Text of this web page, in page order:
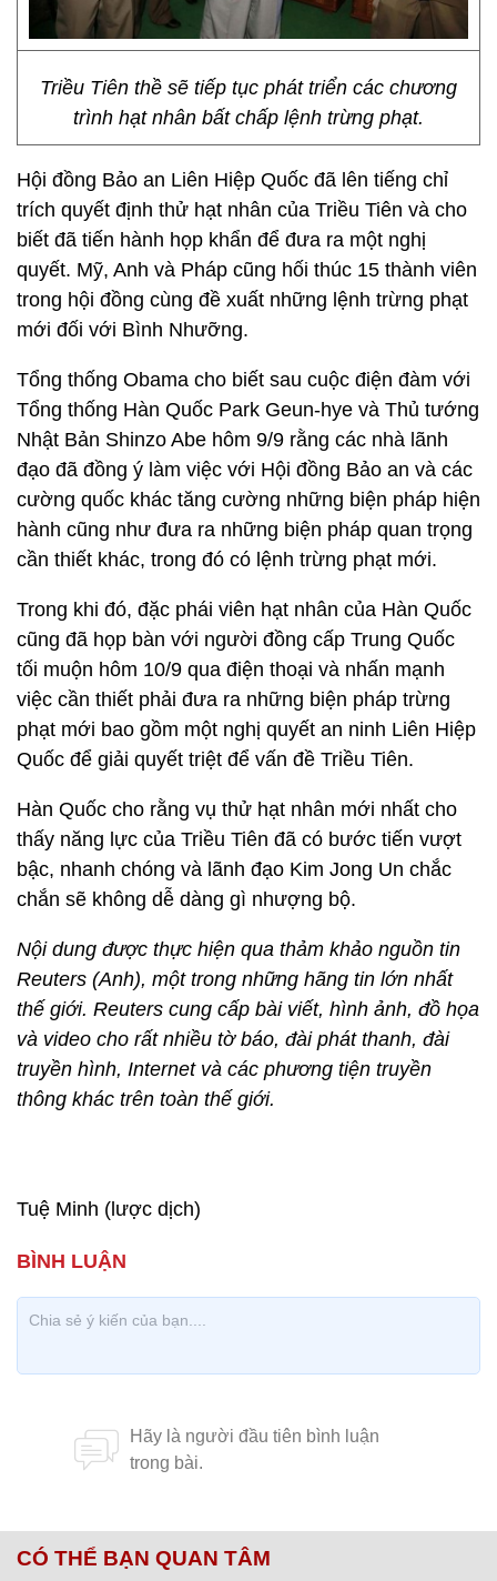
Triều Tiên thề sẽ tiếp tục phát triển các chương
trình hạt nhân bất chấp lệnh trừng phạt.
Hội đồng Bảo an Liên Hiệp Quốc đã lên tiếng chỉ
trích quyết định thử hạt nhân của Triều Tiên và cho
biết đã tiến hành họp khẩn để đưa ra một nghị
quyết. Mỹ, Anh và Pháp cũng hối thúc 15 thành viên
trong hội đồng cùng đề xuất những lệnh trừng phạt
mới đối với Bình Nhưỡng.
Tổng thống Obama cho biết sau cuộc điện đàm với
Tổng thống Hàn Quốc Park Geun-hye và Thủ tướng
Nhật Bản Shinzo Abe hôm 9/9 rằng các nhà lãnh
đạo đã đồng ý làm việc với Hội đồng Bảo an và các
cường quốc khác tăng cường những biện pháp hiện
hành cũng như đưa ra những biện pháp quan trọng
cần thiết khác, trong đó có lệnh trừng phạt mới.
Trong khi đó, đặc phái viên hạt nhân của Hàn Quốc
cũng đã họp bàn với người đồng cấp Trung Quốc
tối muộn hôm 10/9 qua điện thoại và nhấn mạnh
việc cần thiết phải đưa ra những biện pháp trừng
phạt mới bao gồm một nghị quyết an ninh Liên Hiệp
Quốc để giải quyết triệt để vấn đề Triều Tiên.
Hàn Quốc cho rằng vụ thử hạt nhân mới nhất cho
thấy năng lực của Triều Tiên đã có bước tiến vượt
bậc, nhanh chóng và lãnh đạo Kim Jong Un chắc
chắn sẽ không dễ dàng gì nhượng bộ.
Nội dung được thực hiện qua thảm khảo nguồn tin
Reuters (Anh), một trong những hãng tin lớn nhất
thế giới. Reuters cung cấp bài viết, hình ảnh, đồ họa
và video cho rất nhiều tờ báo, đài phát thanh, đài
truyền hình, Internet và các phương tiện truyền
thông khác trên toàn thế giới.
Tuệ Minh (lược dịch)
CÓ THỂ BẠN QUAN TÂM